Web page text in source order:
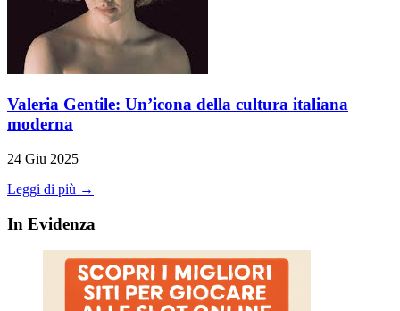
Valeria Gentile: Un’icona della cultura italiana
moderna
24 Giu 2025
Leggi di più →
In Evidenza